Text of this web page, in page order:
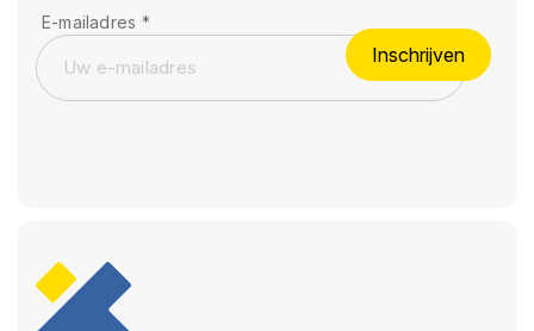
E-mailadres *
Inschrijven